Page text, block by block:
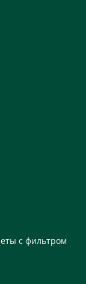
с фильтром